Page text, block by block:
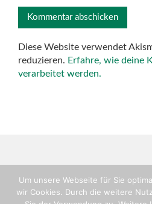
Diese Website verwendet
reduzieren. Erfahre, wie deine
verarbeitet werden.
Copyright © TV-Flein, Abteilung
Um unsere Webseite für Sie
wir Cookies. Durch die weitere